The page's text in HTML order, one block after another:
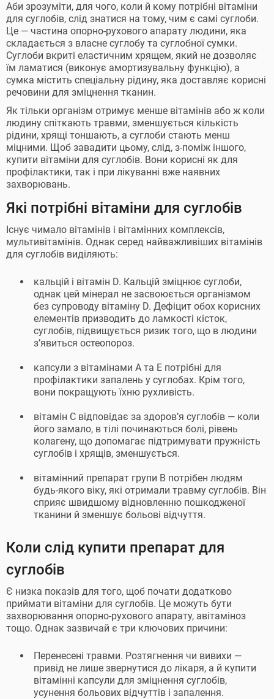
Аби зрозуміти, для чого, коли й кому потрібні вітаміни
для суглобів, слід знатися на тому, чим є самі суглоби.
Це — частина опорно-рухового апарату людини, яка
складається з власне суглобу та суглобної сумки.
Суглоби вкриті еластичним хрящем, який не дозволяє
їм ламатися (виконує амортизувальну функцію), а
сумка містить спеціальну рідину, яка доставляє корисні
речовини для зміцнення тканин.
Як тільки організм отримує менше вітамінів або ж коли
людину спіткають травми, зменшується кількість
рідини, хрящі тоншають, а суглоби стають менш
міцними. Щоб завадити цьому, слід, з-поміж іншого,
купити вітаміни для суглобів. Вони корисні як для
профілактики, так і при лікуванні вже наявних
захворювань.
Які потрібні вітаміни для суглобів
Існує чимало вітамінів і вітамінних комплексів,
мультивітамінів. Однак серед найважливіших вітамінів
для суглобів виділяють:
кальцій і вітамін D. Кальцій зміцнює суглоби,
однак цей мінерал не засвоюється організмом
без супроводу вітаміну D. Дефіцит обох корисних
елементів призводить до ламкості кісток,
суглобів, підвищується ризик того, що в людини
з’явиться остеопороз.
капсули з вітамінами А та Е потрібні для
профілактики запалень у суглобах. Крім того,
вони покращують їхню рухливість.
вітамін С відповідає за здоров’я суглобів — коли
його замало, в тілі починаються болі, рівень
колагену, що допомагає підтримувати пружність
суглобів і хрящів, зменшується.
вітамінний препарат групи B потрібен людям
будь-якого віку, які отримали травму суглобів. Він
сприяє швидшому відновленню пошкодженої
тканини й зменшує больові відчуття.
Коли слід купити препарат для
суглобів
Є низка показів для того, щоб почати додатково
приймати вітаміни для суглобів. Це можуть бути
захворювання опорно-рухового апарату, авітаміноз
тощо. Однак зазвичай є три ключових причини:
Перенесені травми. Розтягнення чи вивихи —
привід не лише звернутися до лікаря, а й купити
вітамінні капсули для зміцнення суглобів,
усунення больових відчуттів і запалення.